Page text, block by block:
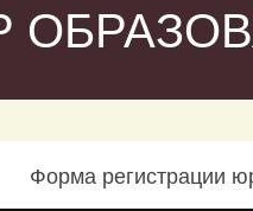
Форма регистрации